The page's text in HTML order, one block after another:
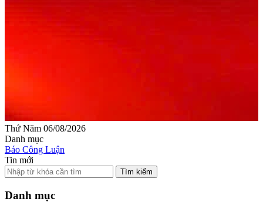
Thứ Năm 06/08/2026
Danh mục
Báo Công Luận
Tin mới
Tìm kiếm
Danh mục